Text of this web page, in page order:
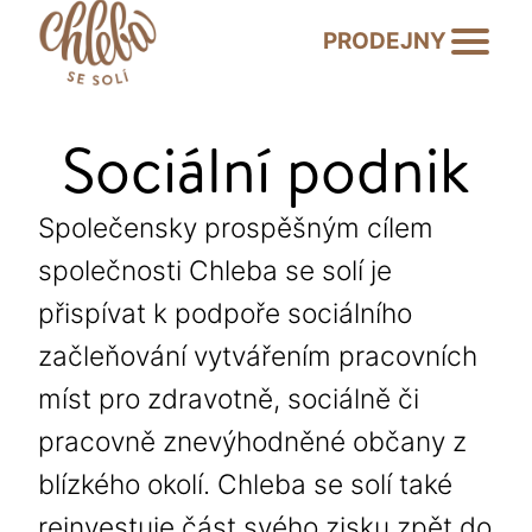
PRODEJNY
Sociální podnik
Společensky prospěšným cílem
společnosti Chleba se solí je
přispívat k podpoře sociálního
začleňování vytvářením pracovních
míst pro zdravotně, sociálně či
pracovně znevýhodněné občany z
blízkého okolí. Chleba se solí také